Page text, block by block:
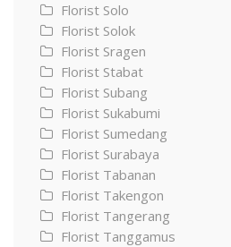
Florist Solo
Florist Solok
Florist Sragen
Florist Stabat
Florist Subang
Florist Sukabumi
Florist Sumedang
Florist Surabaya
Florist Tabanan
Florist Takengon
Florist Tangerang
Florist Tanggamus